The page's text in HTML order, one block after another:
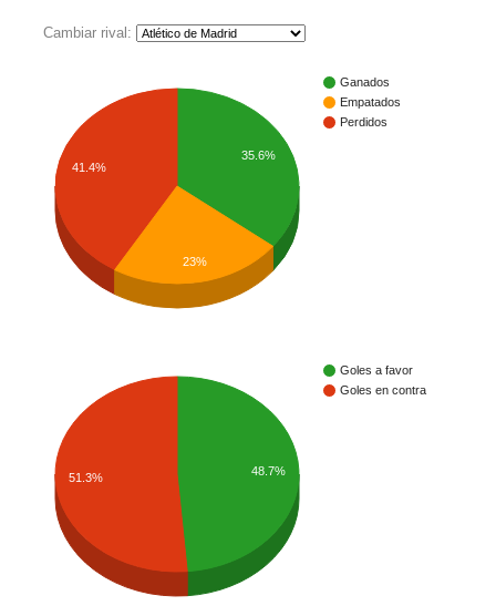
Cambiar rival:
Ganados
Empatados
Perdidos
35.6%
41.4%
23%
Goles a favor
Goles en contra
48.7%
51.3%